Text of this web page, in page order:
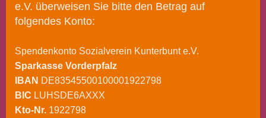
e.V. überweisen Sie bitte den Betrag auf
folgendes Konto:
Spendenkonto Sozialverein Kunterbunt e.V.
Sparkasse Vorderpfalz
IBAN DE83545500100001922798
BIC LUHSDE6AXXX
Kto-Nr. 1922798